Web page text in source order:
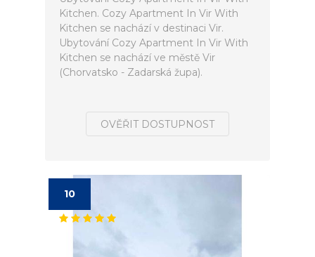
Kitchen. Cozy Apartment In Vir With
Kitchen se nachází v destinaci Vir.
Ubytování Cozy Apartment In Vir With
Kitchen se nachází ve městě Vir
(Chorvatsko - Zadarská župa).
OVĚŘIT DOSTUPNOST
10